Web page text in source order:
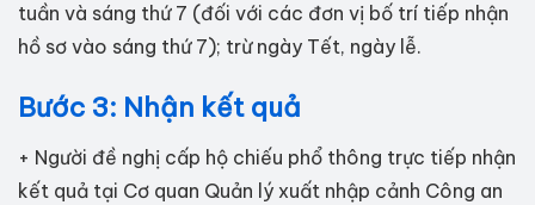
tuần và sáng thứ 7 (đối với các đơn vị bố trí tiếp nhận
hồ sơ vào sáng thứ 7); trừ ngày Tết, ngày lễ.
Bước 3: Nhận kết quả
+ Người đề nghị cấp hộ chiếu phổ thông trực tiếp nhận
kết quả tại Cơ quan Quản lý xuất nhập cảnh Công an